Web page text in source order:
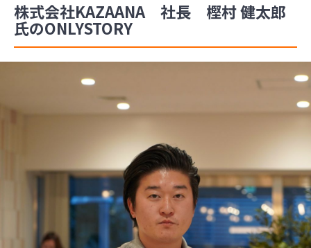
株式会社KAZAANA 社長 樫村 健太郎
氏のONLYSTORY